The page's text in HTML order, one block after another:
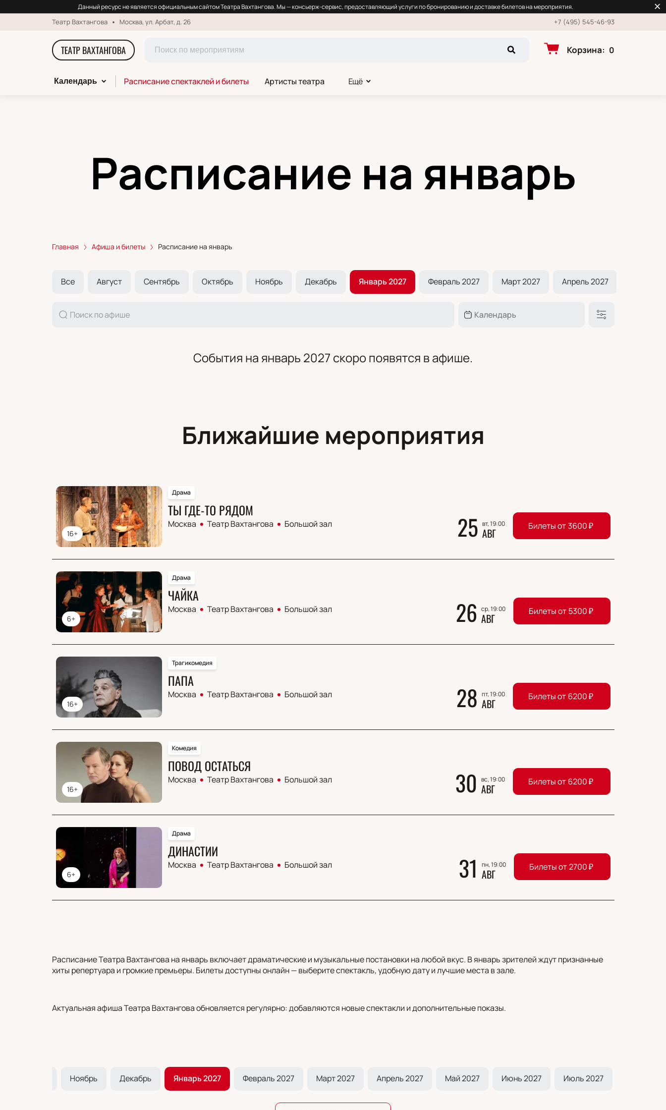
Данный ресурс не является официальным сайтом Театра Вахтангова. Мы — консьерж-сервис, предоставляющий услуги по бронированию и доставке билетов на мероприятия.
Театр Вахтангова Москва, ул. Арбат, д. 26 +7 (495) 545-46-93
ТЕАТР ВАХТАНГОВА Корзина: 0
Календарь Расписание спектаклей и билеты Артисты театра Ещё
Расписание на январь
Главная Афиша и билеты Расписание на январь
Все Август Сентябрь Октябрь Ноябрь Декабрь Январь 2027 Февраль 2027 Март 2027 Апрель 2027
События на январь 2027 скоро появятся в афише.
Ближайшие мероприятия
16+
Драма
ТЫ ГДЕ-ТО РЯДОМ
Москва Театр Вахтангова Большой зал 25 вт, 19:00
АВГ Билеты от 3600₽
6+
Драма
ЧАЙКА
Москва Театр Вахтангова Большой зал 26 ср, 19:00
АВГ Билеты от 5300₽
16+
Трагикомедия
ПАПА
Москва Театр Вахтангова Большой зал 28 пт, 19:00
АВГ Билеты от 6200₽
16+
Комедия
ПОВОД ОСТАТЬСЯ
Москва Театр Вахтангова Большой зал 30 вс, 19:00
АВГ Билеты от 6200₽
6+
Драма
ДИНАСТИИ
Москва Театр Вахтангова Большой зал 31 пн, 19:00
АВГ Билеты от 2700₽
Расписание Театра Вахтангова на январь включает драматические и музыкальные постановки на любой вкус. В январь зрителей ждут признанные
хиты репертуара и громкие премьеры. Билеты доступны онлайн — выберите спектакль, удобную дату и лучшие места в зале.
Актуальная афиша Театра Вахтангова обновляется регулярно: добавляются новые спектакли и дополнительные показы.
Ноябрь Декабрь Январь 2027 Февраль 2027 Март 2027 Апрель 2027 Май 2027 Июнь 2027 Июль 2027